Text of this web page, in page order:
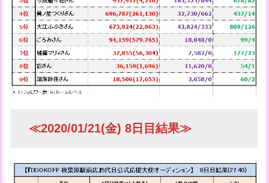
≪2020/01/21(金) 8日目結果≫